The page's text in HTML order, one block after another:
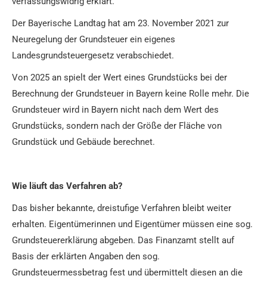
Der Bayerische Landtag hat am 23. November 2021 zur
Neuregelung der Grundsteuer ein eigenes
Landesgrundsteuergesetz verabschiedet.
Von 2025 an spielt der Wert eines Grundstücks bei der
Berechnung der Grundsteuer in Bayern keine Rolle mehr. Die
Grundsteuer wird in Bayern nicht nach dem Wert des
Grundstücks, sondern nach der Größe der Fläche von
Grundstück und Gebäude berechnet.
Wie läuft das Verfahren ab?
Das bisher bekannte, dreistufige Verfahren bleibt weiter
erhalten. Eigentümerinnen und Eigentümer müssen eine sog.
Grundsteuererklärung abgeben. Das Finanzamt stellt auf
Basis der erklärten Angaben den sog.
Grundsteuermessbetrag fest und übermittelt diesen an die